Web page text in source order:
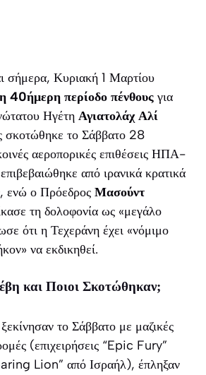
σήμερα, Κυριακή 1 Μαρτίου
40ήμερη περίοδο πένθους για
Ηγέτη Αγιατολάχ Αλί
σκοτώθηκε το Σάββατο 28
αεροπορικές επιθέσεις ΗΠΑ-
από ιρανικά κρατικά
ενώ ο Πρόεδρος Μασούντ
τη δολοφονία ως «μεγάλο
ότι η Τεχεράνη έχει «νόμιμο
να εκδικηθεί.
και Ποιοι Σκοτώθηκαν;
το Σάββατο με μαζικές
(επιχειρήσεις “Epic Fury”
Lion” από Ισραήλ), έπληξαν